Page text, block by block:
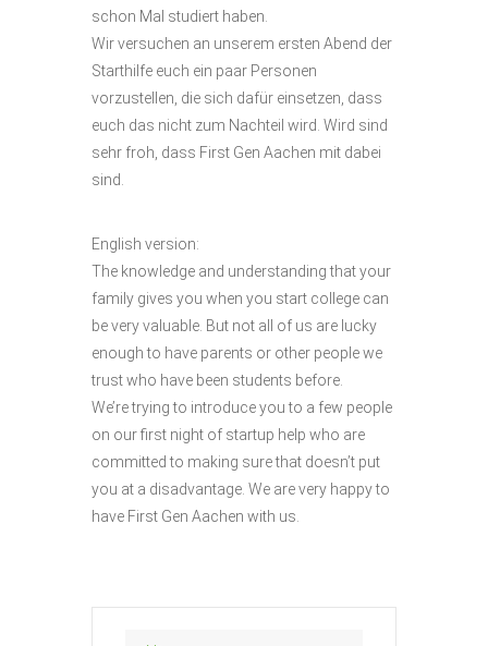
schon Mal studiert haben.
Wir versuchen an unserem ersten Abend der
Starthilfe euch ein paar Personen
vorzustellen, die sich dafür einsetzen, dass
euch das nicht zum Nachteil wird. Wird sind
sehr froh, dass First Gen Aachen mit dabei
sind.
English version:
The knowledge and understanding that your
family gives you when you start college can
be very valuable. But not all of us are lucky
enough to have parents or other people we
trust who have been students before.
We’re trying to introduce you to a few people
on our first night of startup help who are
committed to making sure that doesn’t put
you at a disadvantage. We are very happy to
have First Gen Aachen with us.